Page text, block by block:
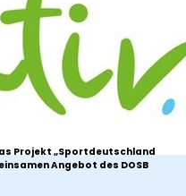
Projekt„Sportdeutschland
Angebot des DOSB